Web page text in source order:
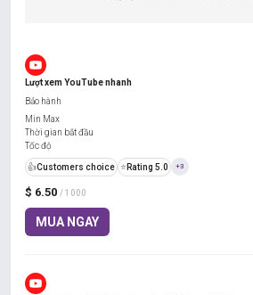
Lượt xem YouTube nhanh
$ 6.50 / 1000
MUA NGAY
Bảo hành
Min Max
Thời gian bắt đầu
Tốc độ
👍Customers choice ⭐ Rating 5.0 +3